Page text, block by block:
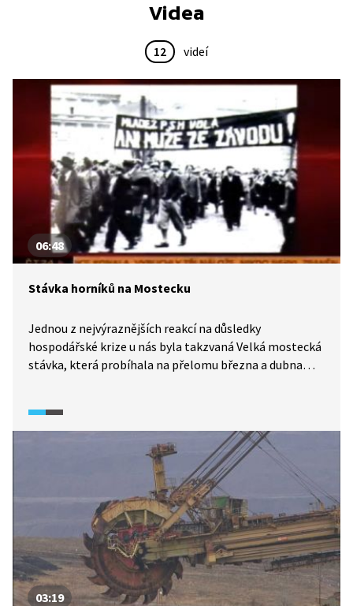
Videa
12 videí
06:48
Stávka horníků na Mostecku
Jednou z nejvýraznějších reakcí na důsledky
hospodářské krize u nás byla takzvaná Velká mostecká
stávka, která probíhala na přelomu března a dubna
během stávek silně angažovala.
03:19